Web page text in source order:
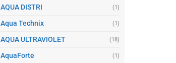
AQUA DISTRI (1)
Aqua Technix (1)
AQUA ULTRAVIOLET (18)
AquaForte (1)